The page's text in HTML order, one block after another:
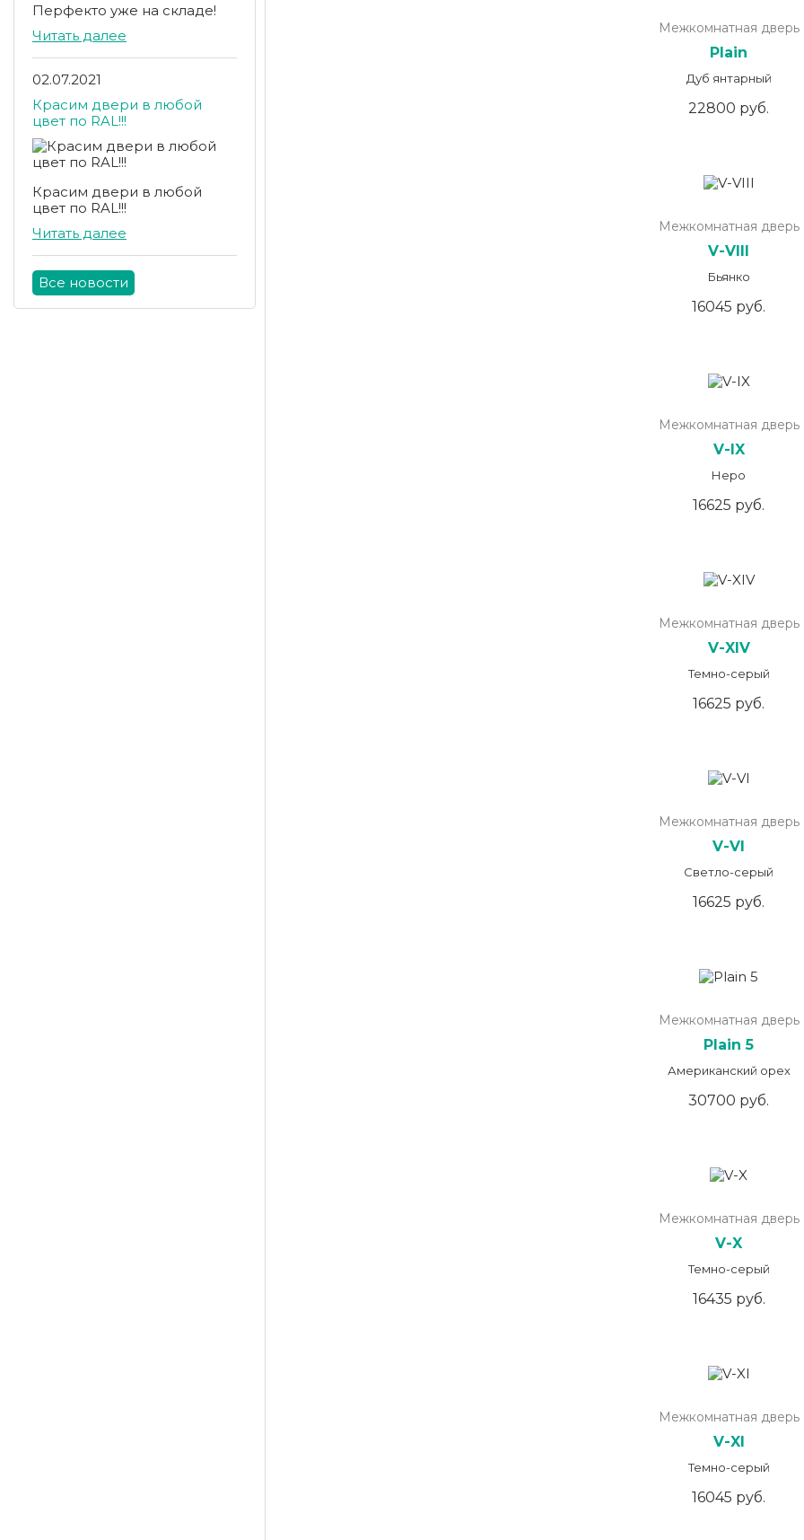
Перфекто уже на складе!
Читать далее
02.07.2021
Красим двери в любой
цвет по RAL!!!
Красим двери в любой
цвет по RAL!!!
Читать далее
Все новости
Межкомнатная дверь
Plain
Дуб янтарный
22800 руб.
Межкомнатная дверь
V-VIII
Бьянко
16045 руб.
Межкомнатная дверь
V-IX
Неро
16625 руб.
Межкомнатная дверь
V-XIV
Темно-серый
16625 руб.
Межкомнатная дверь
V-VI
Светло-серый
16625 руб.
Межкомнатная дверь
Plain 5
Американский орех
30700 руб.
Межкомнатная дверь
V-X
Темно-серый
16435 руб.
Межкомнатная дверь
V-XI
Темно-серый
16045 руб.